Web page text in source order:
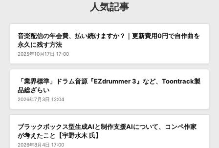
人気記事
音楽配信の年会費、払い続けますか？｜更新費用0円で自作曲を
永久に残す方法
2025年10月17日 17:00
「業界標準」ドラム音源『EZdrummer 3』など、Toontrack製
品総ざらい
2026年7月3日 12:04
ブラックボックス型生成AIと制作支援AIについて、コンペ作家
が考えたこと【宇野水木 氏】
2026年8月4日 17:00